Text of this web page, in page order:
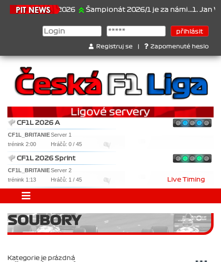
21.6.2026 Šampionát 2026/1 je za námi...1. Jan
Registruj se Zapomenuté heslo
CF1L 2026 A
CF1L_BRITANIEServer 1
trénink 2:00
Hráčů: 0 / 45
CF1L 2026 Sprint
CF1L_BRITANIEServer 2
trénink 1:13
Hráčů: 1 / 45 Live Timing
SOUBORY
Kategorie je prázdná